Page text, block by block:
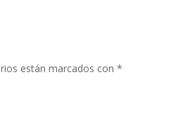
están marcados con*